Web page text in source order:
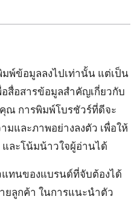
พ์ข้อมูลลงไปเท่านั้น แต่เป็น
สื่อสารข้อมูลสำคัญเกี่ยวกับ
ณ การพิมพ์โบรชัวร์ที่ดีจะ
มและภาพอย่างลงตัว เพื่อให้
ละโน้มน้าวใจผู้อ่านได้
ทนของแบรนด์ที่จับต้องได้
ยลูกค้า ในการแนะนำตัว